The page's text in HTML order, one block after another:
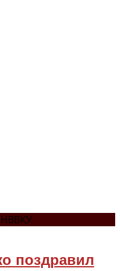
НВВКУ
поздравил